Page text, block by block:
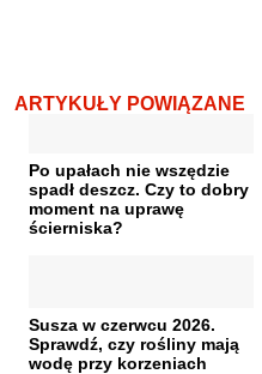
ARTYKUŁY POWIĄZANE
Po upałach nie wszędzie
spadł deszcz. Czy to dobry
moment na uprawę
ścierniska?
Susza w czerwcu 2026.
Sprawdź, czy rośliny mają
wodę przy korzeniach